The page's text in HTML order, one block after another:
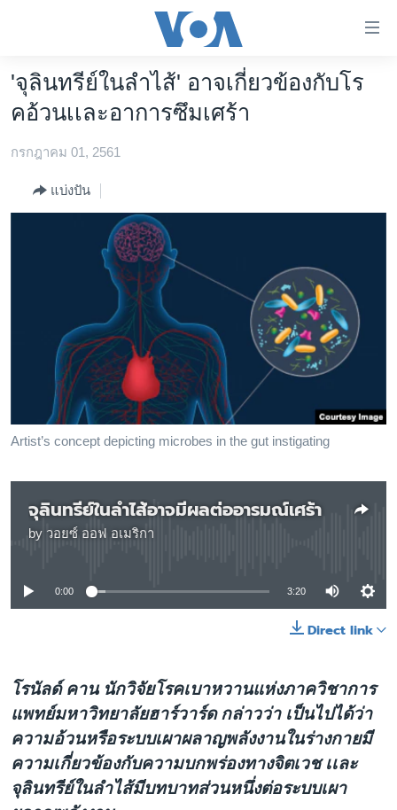
ต่อ
ข้าม
ไป
เนื้อหา
ไป
หน้าหลัก
โลก
เอเชีย
สหรัฐฯ
สังคมและสุขภาพ
ไลฟ์สไตล์
ตรวจสอบข่าว
เรียนรู้ภาษาอังกฤษ
พอดคาสต์
'จุลินทรีย์ในลำไส้' อาจเกี่ยวข้องกับโร
คอ้วนเเละอาการซึมเศร้า
กรกฎาคม 01, 2561
แบ่งปัน
Artist’s concept depicting microbes in the gut instigating
จุลินทรีย์ในลำไส้อาจมีผลต่ออารมณ์เศร้า
by วอยซ์ ออฟ อเมริกา
No media source currently available
0:00 3:20
Direct link
โรนัลด์ คาน นักวิจัยโรคเบาหวานแห่งภาควิชาการ
แพทย์มหาวิทยาลัยฮาร์วาร์ด กล่าวว่า เป็นไปได้ว่า
ความอ้วนหรือระบบเผาผลาญพลังงานในร่างกายมี
ความเกี่ยวข้องกับความบกพร่องทางจิตเวช เเละ
จุลินทรีย์ในลำไส้มีบทบาทส่วนหนึ่งต่อระบบเผา